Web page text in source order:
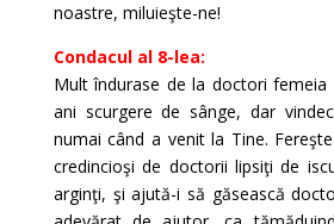
noastre, miluieşte-ne!
Condacul al 8-lea:
Mult îndurase de la doctori femeia
ani scurgere de sânge, dar
numai când a venit la Tine.
credincioşi de doctorii lipsiţi de
arginţi, şi ajută-i să găsească